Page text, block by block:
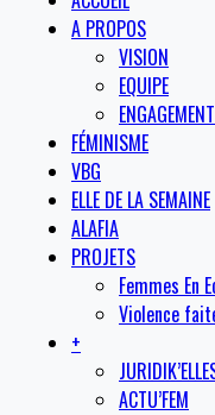
A PROPOS
VISION
EQUIPE
FÉMINISME
VBG
ELLE DE LA SEMAINE
ALAFIA
PROJETS
Femmes En
Violence
+
ACTU’FEM